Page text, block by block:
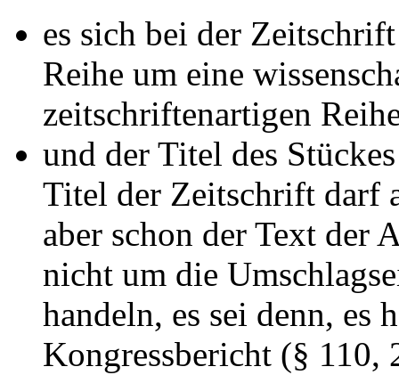
es sich bei der
Reihe um eine
zeitschriftenartigen
und der Titel des
Titel der Zeitschrift darf
aber schon der Text der
nicht um die
handeln, es sei denn, es
Kongressbericht (§ 110,